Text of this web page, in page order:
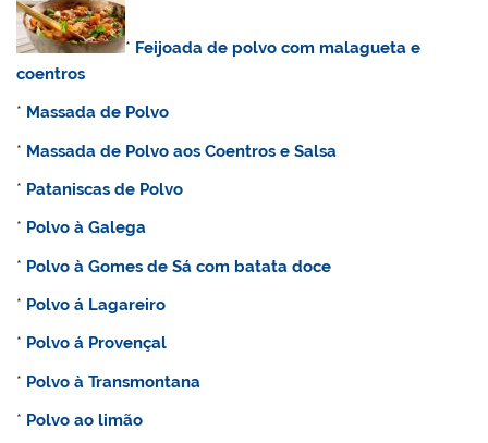
* Feijoada de polvo com malagueta e
coentros
* Massadade Polvo
* Massada de Polvo aos Coentros e Salsa
* Pataniscasde Polvo
* Polvo à Galega
* Polvo à Gomes de Sá com batata doce
* Polvo á Lagareiro
* Polvo á Provençal
* Polvo à Transmontana
* Polvo ao limão